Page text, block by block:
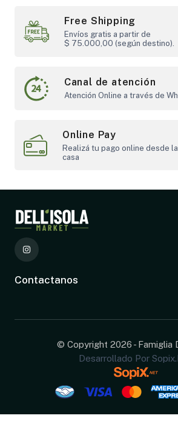
Free Shipping
Envíos gratis a partir de
$ 75.000,00 (según destino).
Canal de atención
Atención Online a través de
Online Pay
Realizá tu pago online desde
casa
Contactanos
© Copyright 2026 - Famiglia
Desarrollado Por